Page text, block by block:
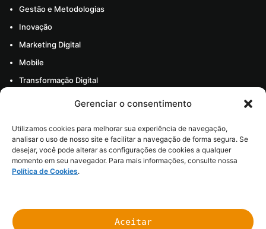
Gerenciar o consentimento
Utilizamos cookies para melhorar sua experiência de navegação,
analisar o uso de nosso site e facilitar a navegação de forma segura. Se
desejar, você pode alterar as configurações de cookies a qualquer
momento em seu navegador. Para mais informações, consulte nossa
Política de Cookies.
Aceitar
Gestão e Metodologias
Inovação
Marketing Digital
Mobile
Transformação Digital
Todos os artigos
Sobre nós
Carreira